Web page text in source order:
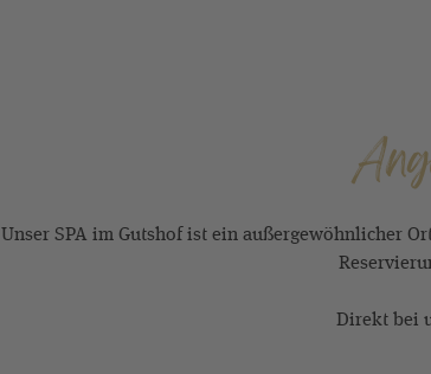
Unser SPA im Gutshof ist ein außergewöhnlicher
Direkt bei